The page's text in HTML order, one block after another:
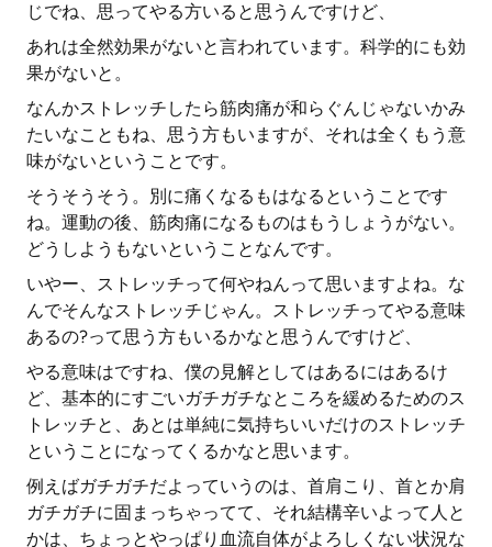
じでね、思ってやる方いると思うんですけど、
あれは全然効果がないと言われています。科学的にも効
果がないと。
なんかストレッチしたら筋肉痛が和らぐんじゃないかみ
たいなこともね、思う方もいますが、それは全くもう意
味がないということです。
そうそうそう。別に痛くなるもはなるということです
ね。運動の後、筋肉痛になるものはもうしょうがない。
どうしようもないということなんです。
いやー、ストレッチって何やねんって思いますよね。な
んでそんなストレッチじゃん。ストレッチってやる意味
あるの?って思う方もいるかなと思うんですけど、
やる意味はですね、僕の見解としてはあるにはあるけ
ど、基本的にすごいガチガチなところを緩めるためのス
トレッチと、あとは単純に気持ちいいだけのストレッチ
ということになってくるかなと思います。
例えばガチガチだよっていうのは、首肩こり、首とか肩
ガチガチに固まっちゃってて、それ結構辛いよって人と
かは、ちょっとやっぱり血流自体がよろしくない状況な